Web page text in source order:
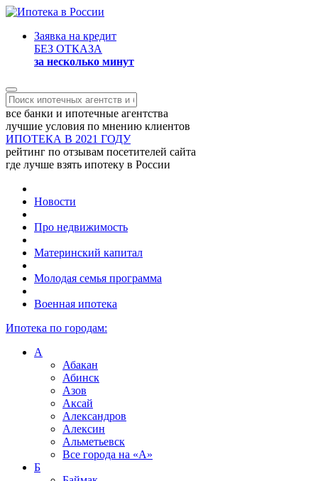
Заявка на кредит
БЕЗ ОТКАЗА
за несколько минут
все банки и ипотечные агентства
лучшие условия по мнению клиентов
ИПОТЕКА В 2021 ГОДУ
рейтинг по отзывам посетителей сайта
где лучше взять ипотеку в России
Новости
Про недвижимость
Материнский капитал
Молодая семья программа
Военная ипотека
Ипотека по городам:
А
Абакан
Абинск
Азов
Аксай
Александров
Алексин
Альметьевск
Все города на «А»
Б